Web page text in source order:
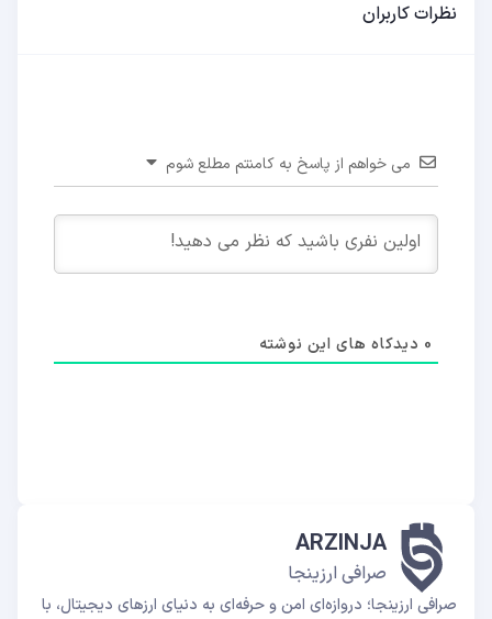
نظرات کاربران
می خواهم از پاسخ به کامنتم مطلع شوم
0 دیدکاه های این نوشته
ARZINJA
صرافی ارزینجا
صرافی ارزینجا؛ دروازه‌ای امن و حرفه‌ای به دنیای ارزهای دیجیتال، با